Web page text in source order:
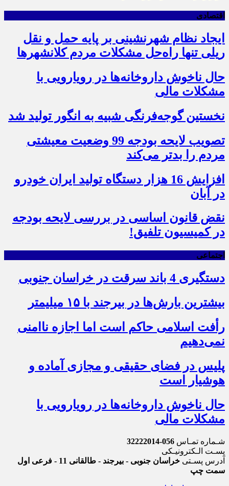
اقتصادی
ایجاد نظام شهرنشینی بر پایه حمل و نقل
ریلی تنها راه‌حل مشکلات مردم کلانشهرها
حال ناخوش داروخانه‌ها در رویارویی با
مشکلات مالی
نخستین گوجه‌فرنگی شبیه به انگور تولید شد
تصویب لایحه بودجه 99 وضعیت معیشتی
مردم را بدتر می‌کند
افزایش 16 هزار دستگاه تولید ایران خودرو
در آبان
نقض قانون اساسی در بررسی لایحه بودجه
در کمیسیون تلفیق!
اجتماعی
دستگیری 4 باند سرقت در خراسان جنوبی
بیشترین بارش‌ها در بیرجند با ۱۵ میلیمتر
رأفت اسلامی حاکم است اما اجازه ناامنی
نمی‌دهیم
پلیس در فضای حقیقی و مجازی آماده و
هوشیار است
حال ناخوش داروخانه‌ها در رویارویی با
مشکلات مالی
شـماره تمـاس 056-32222014
پسـت الـکترونیـکی
آدرس پسـتی
خراسان جنوبی - بیرجند - طالقانی 11 - فرعی اول
سمت چپ